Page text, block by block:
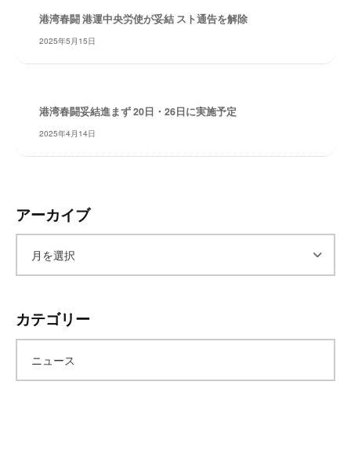
港湾春闘 港運中央労使が妥結 スト通告を解除
2025年5月15日
港湾春闘妥結進まず 20日・26日に実施予定
2025年4月14日
アーカイブ
カ
イ
カテゴリー
ニュース